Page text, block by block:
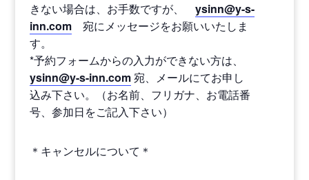
きない場合は、お手数ですが、 ysinn@y-s-
inn.com宛にメッセージをお願いいたしま
す。
*予約フォームからの入力ができない方は、
ysinn@y-s-inn.com宛、メールにてお申し
込み下さい。（お名前、フリガナ、お電話番
号、参加日をご記入下さい）
＊キャンセルについて＊